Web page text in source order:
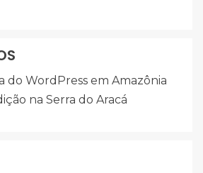
do WordPress em Amazônia
na Serra do Aracá